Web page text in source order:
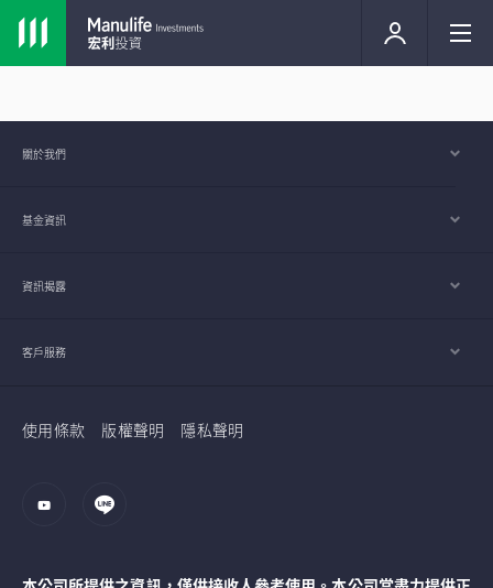
關於我們
基金資訊
資訊揭露
客戶服務
使用條款 版權聲明 隱私聲明